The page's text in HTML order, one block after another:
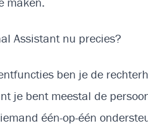
Assistant nu precies?
ben je de
je bent meestal de
één-op-één